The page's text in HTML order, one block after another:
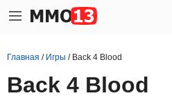
Главная / Игры / Back 4 Blood
Back 4 Blood